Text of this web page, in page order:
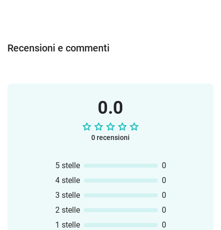
Recensioni e commenti
0.0
0 recensioni
5 stelle
0
4 stelle
0
3 stelle
0
2 stelle
0
1 stelle
0